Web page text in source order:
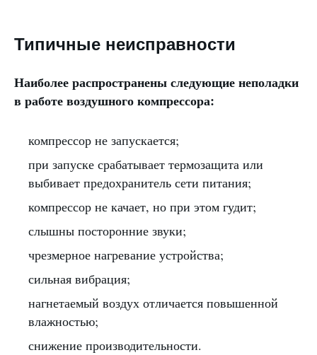
Типичные неисправности
Наиболее распространены следующие неполадки
в работе воздушного компрессора:
компрессор не запускается;
при запуске срабатывает термозащита или
выбивает предохранитель сети питания;
компрессор не качает, но при этом гудит;
слышны посторонние звуки;
чрезмерное нагревание устройства;
сильная вибрация;
нагнетаемый воздух отличается повышенной
влажностью;
снижение производительности.